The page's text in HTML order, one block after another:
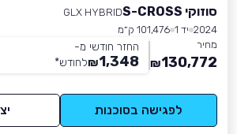
סוזוקי S-CROSS
GLX HYBRID
2024 יד 1
101,476 ק״מ
מחיר
130,772
₪
החזר חודשי מ-
1,348
₪לחודש*
לפגישה בסוכנות